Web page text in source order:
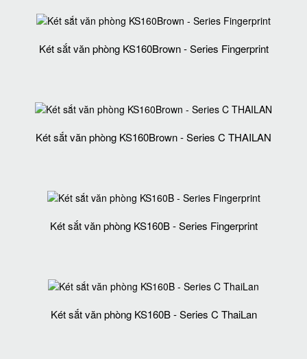
Két sắt văn phòng KS160Brown - Series Fingerprint
Két sắt văn phòng KS160Brown - Series C THAILAN
Két sắt văn phòng KS160B - Series Fingerprint
Két sắt văn phòng KS160B - Series C ThaiLan